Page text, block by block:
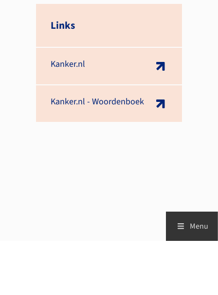
Links
Kanker.nl
Kanker.nl - Woordenboek
Menu